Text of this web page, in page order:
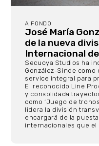
A FONDO
José María
de la nueva
Internacional
Secuoya Studios ha
González-Sinde
service integral para
El reconocido Line
y consolidada
como ‘Juego de
lidera la división
encargará de la
internacionales que